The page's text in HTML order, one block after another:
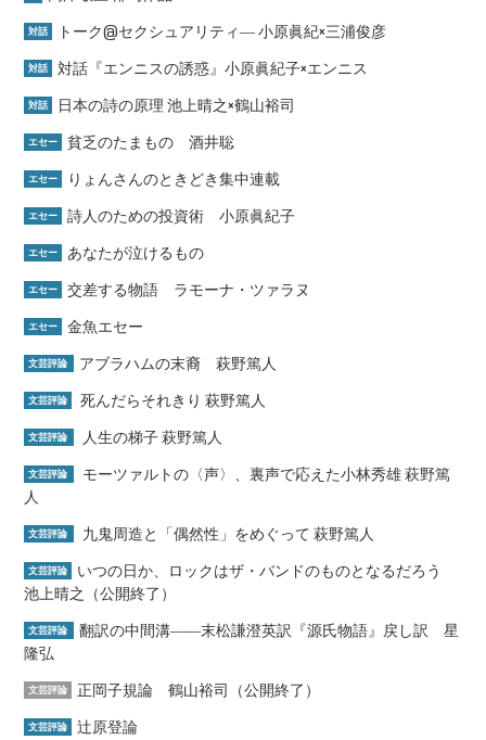
対話 トーク@セクシュアリティ― 小原眞紀×三浦俊彦
対話 対話『エンニスの誘惑』小原眞紀子×エンニス
対話 日本の詩の原理 池上晴之×鶴山裕司
エセー 貧乏のたまもの 酒井聡
エセー りょんさんのときどき集中連載
エセー 詩人のための投資術 小原眞紀子
エセー あなたが泣けるもの
エセー 交差する物語 ラモーナ・ツァラヌ
エセー 金魚エセー
文芸評論 アブラハムの末裔 萩野篤人
文芸評論 死んだらそれきり 萩野篤人
文芸評論 人生の梯子 萩野篤人
文芸評論
モーツァルトの〈声〉、裏声で応えた小林秀雄 萩野篤
人
文芸評論 九鬼周造と「偶然性」をめぐって 萩野篤人
文芸評論
いつの日か、ロックはザ・バンドのものとなるだろう
池上晴之（公開終了）
文芸評論
翻訳の中間溝――末松謙澄英訳『源氏物語』戻し訳 星
隆弘
文芸評論 正岡子規論 鶴山裕司（公開終了）
文芸評論 辻原登論